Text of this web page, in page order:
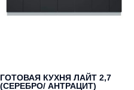
ГОТОВАЯ КУХНЯ ЛАЙТ 2,7
(СЕРЕБРО/ АНТРАЦИТ)